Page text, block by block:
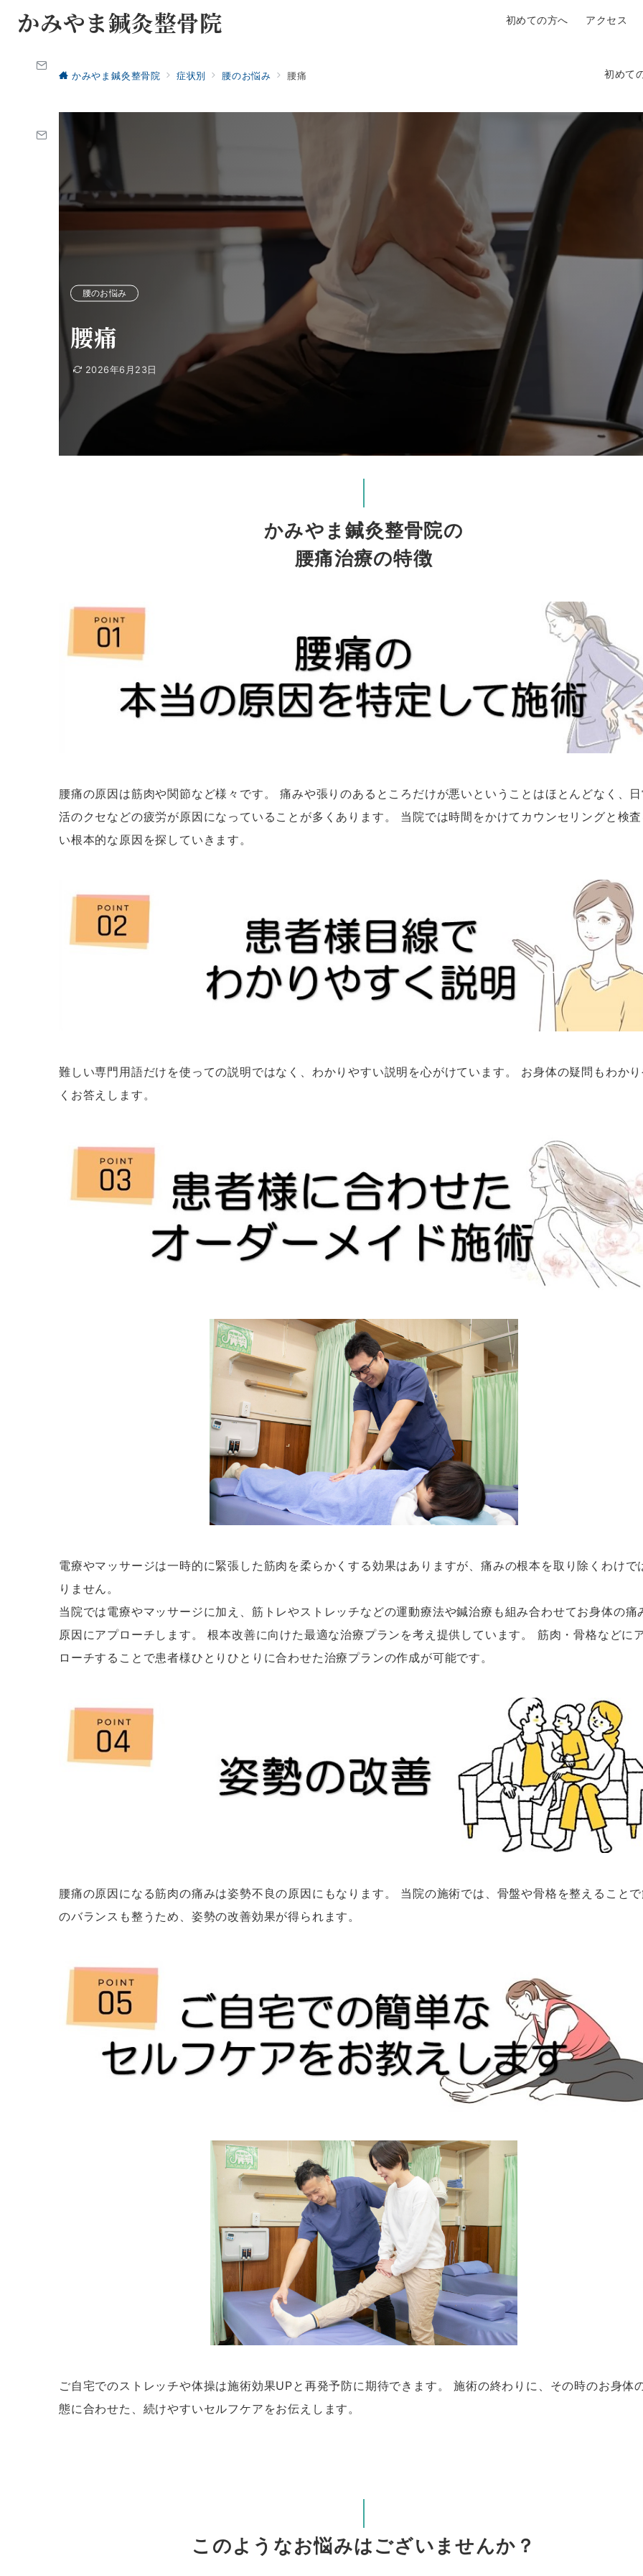
かみやま鍼灸整骨院
初めて
初めての方へ アクセス
かみやま鍼灸整骨院 症状別 腰のお悩み 腰痛
腰のお悩み
腰痛
2026年6月23日
かみやま鍼灸整骨院の
腰痛治療の特徴
腰痛の原因は筋肉や関節など様々です。 痛みや張りのあるところだけが悪いということはほとんどなく、
活のクセなどの疲労が原因になっていることが多くあります。 当院では時間をかけてカウンセリングと検
い根本的な原因を探していきます。
難しい専門用語だけを使っての説明ではなく、わかりやすい説明を心がけています。 お身体の疑問もわか
くお答えします。
電療やマッサージは一時的に緊張した筋肉を柔らかくする効果はありますが、痛みの根本を取り除くわけで
りません。
当院では電療やマッサージに加え、筋トレやストレッチなどの運動療法や鍼治療も組み合わせてお身体の痛
原因にアプローチします。 根本改善に向けた最適な治療プランを考え提供しています。 筋肉・骨格などに
ローチすることで患者様ひとりひとりに合わせた治療プランの作成が可能です。
腰痛の原因になる筋肉の痛みは姿勢不良の原因にもなります。 当院の施術では、骨盤や骨格を整えること
のバランスも整うため、姿勢の改善効果が得られます。
ご自宅でのストレッチや体操は施術効果UPと再発予防に期待できます。 施術の終わりに、その時のお身体
態に合わせた、続けやすいセルフケアをお伝えします。
このようなお悩みはございませんか？